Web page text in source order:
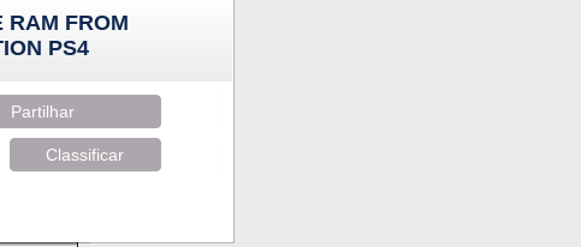
RAM FROM
PS4
Partilhar
Classificar